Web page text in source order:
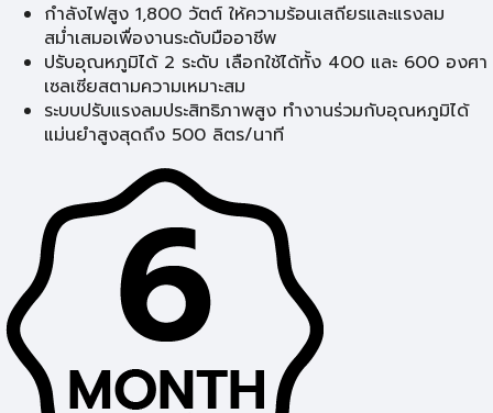
กำลังไฟสูง 1,800 วัตต์ ให้ความร้อนเสถียรและแรงลม
สม่ำเสมอเพื่องานระดับมืออาชีพ
ปรับอุณหภูมิได้ 2 ระดับ เลือกใช้ได้ทั้ง 400 และ 600 องศา
เซลเซียสตามความเหมาะสม
ระบบปรับแรงลมประสิทธิภาพสูง ทำงานร่วมกับอุณหภูมิได้
แม่นยำสูงสุดถึง 500 ลิตร/นาที